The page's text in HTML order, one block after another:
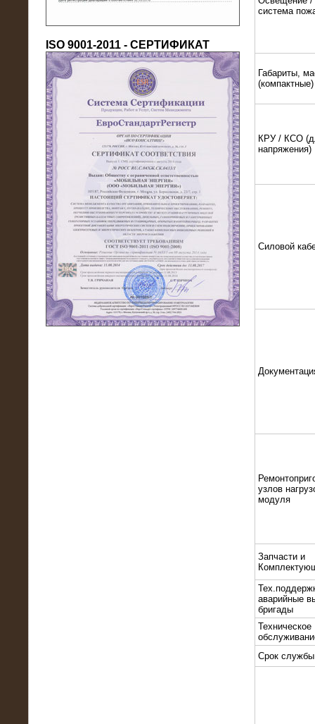
18.03.2016
Нагрузочный комплекс 80 МВт (10
кВ) + КРУ
ISO 9001-2011 - СЕРТИФИКАТ
система
Габариты,
(компактные)
КРУ / КСО
напряжения)
Силовой
узлов
модуля
Запчасти и
аварийные
бригады
Техническое
Срок службы